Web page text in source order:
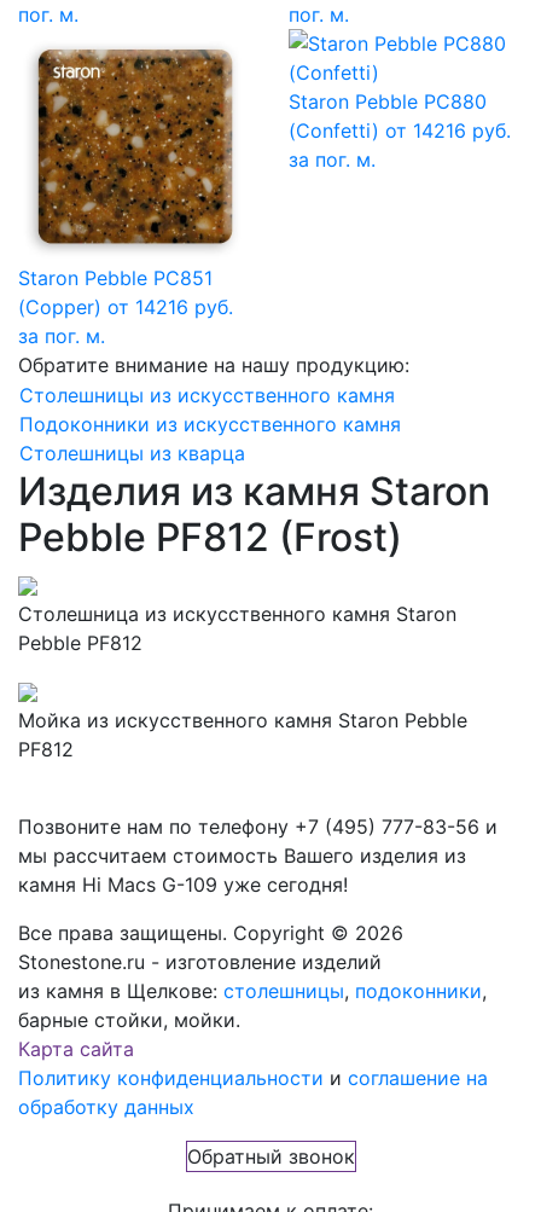
пог. м.
пог. м.
Staron Pebble PC851
(Copper) от 14216 руб.
за пог. м.
Staron Pebble PC880
(Confetti) от 14216 руб.
за пог. м.
Обратите внимание на нашу продукцию:
Столешницы из искусственного камня
Подоконники из искусственного камня
Столешницы из кварца
Изделия из камня Staron
Pebble PF812 (Frost)
Столешница из искусственного камня Staron
Pebble PF812
Мойка из искусственного камня Staron Pebble
PF812
Позвоните нам по телефону +7 (495) 777-83-56 и
мы рассчитаем стоимость Вашего изделия из
камня Hi Macs G-109 уже сегодня!
Все права защищены. Copyright © 2026
Stonestone.ru - изготовление изделий
из камня в Щелкове: столешницы, подоконники,
барные стойки, мойки.
Карта сайта
Политику конфиденциальности и соглашение на
обработку данных
Обратный звонок